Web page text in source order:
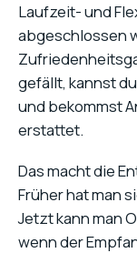
Laufzeit- und
abgeschlossen
gefällt, kannst
und bekommst
erstattet.
Das macht die
Früher hat man
Jetzt kann man
wenn der